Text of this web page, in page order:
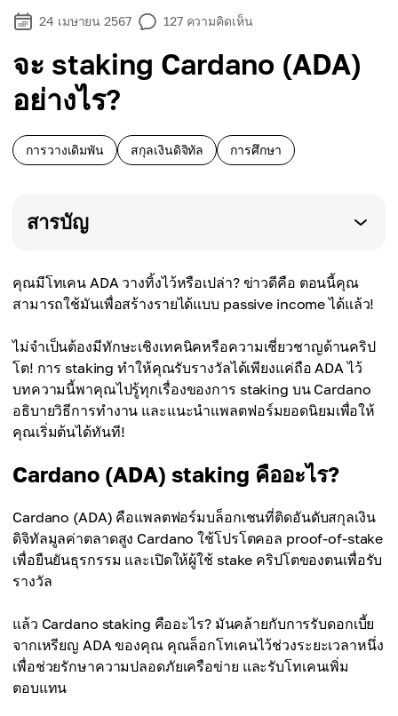
24 เมษายน 2567 127 ความคิดเห็น
จะ staking Cardano (ADA)
อย่างไร?
การวางเดิมพัน สกุลเงินดิจิทัล การศึกษา
สารบัญ
คุณมีโทเคน ADA วางทิ้งไว้หรือเปล่า? ข่าวดีคือ ตอนนี้คุณ
สามารถใช้มันเพื่อสร้างรายได้แบบ passive income ได้แล้ว!
ไม่จำเป็นต้องมีทักษะเชิงเทคนิคหรือความเชี่ยวชาญด้านคริป
โต! การ staking ทำให้คุณรับรางวัลได้เพียงแค่ถือ ADA ไว้
บทความนี้พาคุณไปรู้ทุกเรื่องของการ staking บน Cardano
อธิบายวิธีการทำงาน และแนะนำแพลตฟอร์มยอดนิยมเพื่อให้
คุณเริ่มต้นได้ทันที!
Cardano (ADA) staking คืออะไร?
Cardano (ADA) คือแพลตฟอร์มบล็อกเชนที่ติดอันดับสกุลเงิน
ดิจิทัลมูลค่าตลาดสูง Cardano ใช้โปรโตคอล proof-of-stake
เพื่อยืนยันธุรกรรม และเปิดให้ผู้ใช้ stake คริปโตของตนเพื่อรับ
รางวัล
แล้ว Cardano staking คืออะไร? มันคล้ายกับการรับดอกเบี้ย
จากเหรียญ ADA ของคุณ คุณล็อกโทเคนไว้ช่วงระยะเวลาหนึ่ง
เพื่อช่วยรักษาความปลอดภัยเครือข่าย และรับโทเคนเพิ่ม
ตอบแทน